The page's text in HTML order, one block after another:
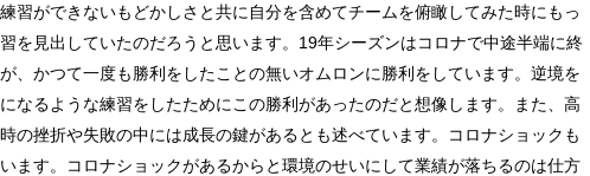
習ができないもどかしさと共に自分を含めてチームを俯瞰してみた時にもっ
を見出していたのだろうと思います。19年シーズンはコロナで中途半端に終
、かつて一度も勝利をしたことの無いオムロンに勝利をしています。逆境を
なるような練習をしたためにこの勝利があったのだと想像します。また、高
の挫折や失敗の中には成長の鍵があるとも述べています。コロナショックも
ます。コロナショックがあるからと環境のせいにして業績が落ちるのは仕方